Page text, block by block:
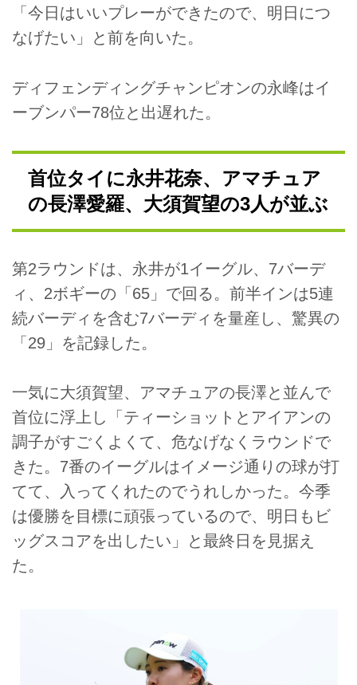
「今日はいいプレーができたので、明日につ
なげたい」と前を向いた。
ディフェンディングチャンピオンの永峰はイ
ーブンパー78位と出遅れた。
首位タイに永井花奈、アマチュア
の長澤愛羅、大須賀望の3人が並ぶ
第2ラウンドは、永井が1イーグル、7バーデ
ィ、2ボギーの「65」で回る。前半インは5連
続バーディを含む7バーディを量産し、驚異の
「29」を記録した。
一気に大須賀望、アマチュアの長澤と並んで
首位に浮上し「ティーショットとアイアンの
調子がすごくよくて、危なげなくラウンドで
きた。7番のイーグルはイメージ通りの球が打
てて、入ってくれたのでうれしかった。今季
は優勝を目標に頑張っているので、明日もビ
ッグスコアを出したい」と最終日を見据え
た。